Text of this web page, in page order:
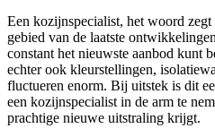
Een kozijnspecialist, het woord
gebied van de laatste
constant het nieuwste aanbod kunt
echter ook kleurstellingen,
fluctueren enorm. Bij uitstek is dit
een kozijnspecialist in de arm te
prachtige nieuwe uitstraling krijgt.